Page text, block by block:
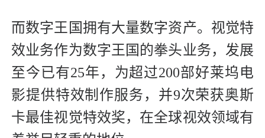
而数字王国拥有大量数字资产。视觉特
效业务作为数字王国的拳头业务，发展
至今已有25年，为超过200部好莱坞电
影提供特效制作服务，并9次荣获奥斯
卡最佳视觉特效奖，在全球视效领域有